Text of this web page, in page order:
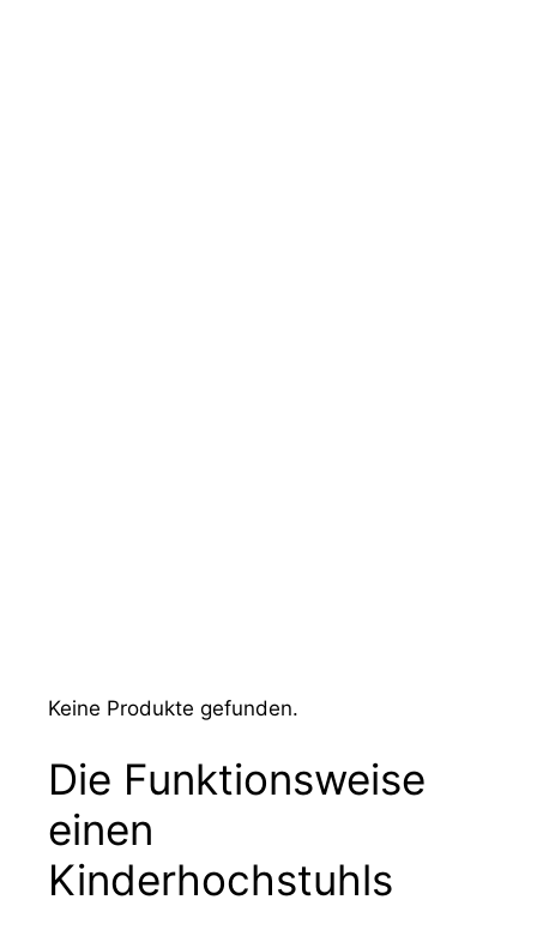
Keine Produkte gefunden.
Die Funktionsweise
einen
Kinderhochstuhls